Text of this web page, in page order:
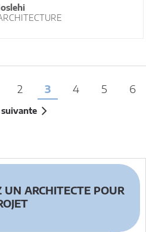
2 3 4 5 6
suivante
UN ARCHITECTE POUR